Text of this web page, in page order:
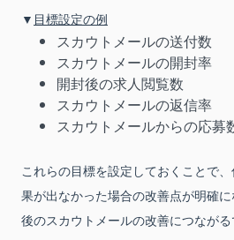
▼ 目標設定の例
スカウトメールの送付数
スカウトメールの開封率
開封後の求人閲覧数
スカウトメールの返信率
スカウトメールからの応募
これらの目標を設定しておくことで
果が出なかった場合の改善点が明確
後のスカウトメールの改善につながる